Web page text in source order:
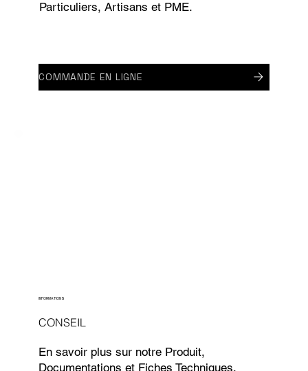
Particuliers, Artisans et PME.
COMMANDE EN LIGNE
CONSEIL
INFORMATIONS
En savoir plus sur notre Produit,
Documentations et Fiches Techniques.